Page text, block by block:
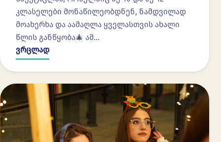
კლასელები მონაწილეობდნენ, ნამდვილად
მოახერხა და აამაღლა ყველასთვის ახალი
წლის განწყობა🎄 ამ…
ვრცლად